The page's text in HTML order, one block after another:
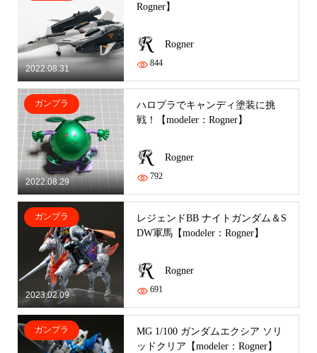
2022.08.31
Rogner】
Rogner
844
2022.08.29
ガンプラ
ハロプラでキャンディ塗装に挑
戦！【modeler：Rogner】
Rogner
792
2023.02.09
ガンプラ
レジェンドBB ナイトガンダム＆S
DW軍馬【modeler：Rogner】
Rogner
691
ガンプラ
MG 1/100 ガンダムエクシア ソリ
ッドクリア【modeler：Rogner】